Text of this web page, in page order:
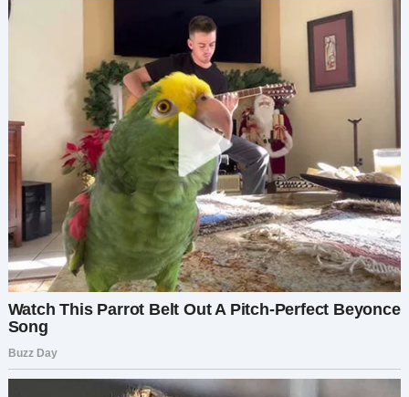
Давай сделаем это вместе.
Это не было лёгким решением. Но оно было
правильным. Как будто всё это время в нашей
жизни не хватало одного элемента. И Яша мог
стать тем самым недостающим кусочком.
Следующие недели прошли в разговорах с
соцслужбами, визитах в детдом, знакомствах с
Яшей. С каждым визитом он всё сильнее
вплетался в нашу жизнь — своими шутками,
своим смехом, своей живостью.
Теперь, оглядываясь назад, я понимаю: всего
лишь одно недопонимание в магазине открыло
перед нами путь, о существовании которого
мы даже не подозревали.